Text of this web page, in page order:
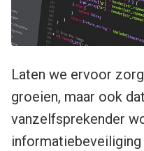
Laten we ervoor
groeien, maar ook
vanzelfsprekender
informatiebeveiliging